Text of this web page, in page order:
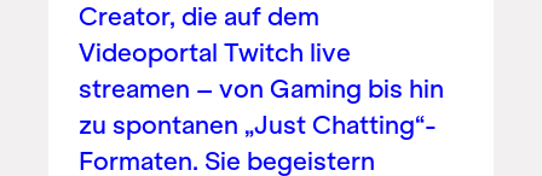
Creator, die auf dem
Videoportal Twitch live
streamen – von Gaming bis hin
zu spontanen „Just Chatting“-
Formaten. Sie begeistern